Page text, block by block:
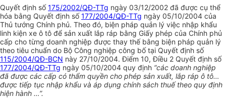
Quyết định số175/2002/QĐ-TTg ngày 03/12/2002 đã được cụ thể
hóa bằng Quyết định số177/2004/QĐ-TTg ngày 05/10/2004 của
Thủ tướng Chính phủ. Theo đó, biện pháp quản lý việc nhập khẩu
linh kiện xe ô tô để sản xuất lắp ráp bằng Giấy phép của Chính phủ
cấp cho từng doanh nghiệp được thay thế bằng biện pháp quản lý
theo tiêu chuẩn do Bộ Công nghiệp công bố tại Quyết định số
115/2004/QĐ-BCN này 27/10/2004. Điểm 10, Điều 2 Quyết định số
177/2004/QĐ-TTg ngày 05/10/2004 quy định “các doanh nghiệp
đã được các cấp có thẩm quyền cho phép sản xuất, lắp ráp ô tô…
được tiếp tục nhập khẩu và áp dụng chính sách thuế theo quy định
hiện hành …”.